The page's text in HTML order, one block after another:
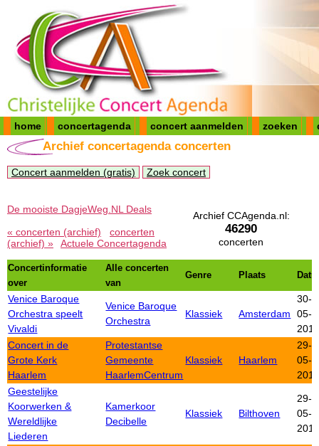
home concertagenda concert aanmelden zoeken
Archief concertagenda concerten
Concert aanmelden (gratis) Zoek concert
Archief CCAgenda.nl:
46290
concerten
De mooiste DagjeWeg.NL Deals
« concerten (archief)
concerten
(archief) »
Actuele Concertagenda
Concertinformatie
over
Alle concerten
van
Genre Plaats
Venice Baroque
Orchestra speelt
Vivaldi
Venice Baroque
Orchestra
Klassiek Amsterdam
30-
05-
2011
Concert in de
Grote Kerk
Haarlem
Protestantse
Gemeente
HaarlemCentrum
Klassiek Haarlem
29-
05-
2011
Geestelijke
Koorwerken &
Wereldlijke
Liederen
Kamerkoor
Decibelle
Klassiek Bilthoven
29-
05-
2011